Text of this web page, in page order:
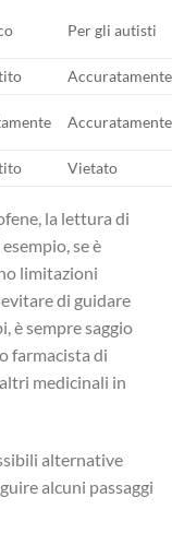
Per gli autisti
Accuratamente
Accuratamente
Vietato
la lettura di
se è
limitazioni
di guidare
è sempre saggio
farmacista di
medicinali in
alternative
alcuni passaggi